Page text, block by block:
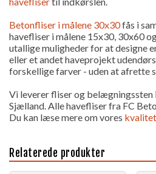
Betonfliser i målene 30x30fås i
havefliser i målene 15x30, 30x60
utallige muligheder for at designe
eller et andet haveprojekt
forskellige farver - uden at afrette
Vi leverer fliser og belægningssten
Sjælland. Alle havefliser fra FC
Du kan læse mere om vores
Relaterede produkter